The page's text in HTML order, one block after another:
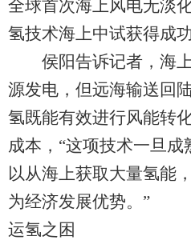
全球首次海上风电无淡
氢技术海上中试获得成功
侯阳告诉记者，海上
源发电，但远海输送回
氢既能有效进行风能转
成本，“这项技术一旦
以从海上获取大量氢能
为经济发展优势。”
运氢之困